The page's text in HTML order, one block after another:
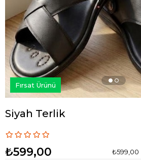
Fırsat Ürünü
Siyah Terlik
₺599,00 ₺599,00